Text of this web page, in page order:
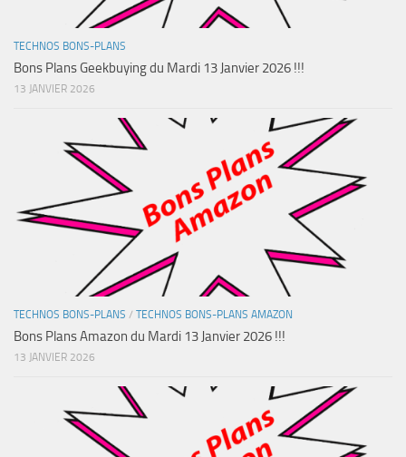
TECHNOS BONS-PLANS
Bons Plans Geekbuying du Mardi 13 Janvier 2026 !!!
13 JANVIER 2026
TECHNOS BONS-PLANS / TECHNOS BONS-PLANS AMAZON
Bons Plans Amazon du Mardi 13 Janvier 2026 !!!
13 JANVIER 2026